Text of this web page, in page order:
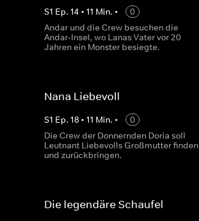
S1 Ep. 14 • 11 Min. •
0
Andar und die Crew besuchen die
Andar-Insel, wo Lanas Vater vor 20
Jahren ein Monster besiegte.
Nana Liebevoll
S1 Ep. 18 • 11 Min. •
0
Die Crew der Donnernden Doria soll
Leutnant Liebevolls Großmutter finden
und zurückbringen.
Die legendäre Schaufel